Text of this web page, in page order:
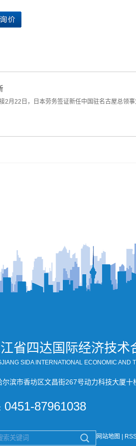
2月22日，日本劳务签证新任中国驻名古屋总
省四达国际经济技术
SIDA INTERNATIONAL ECONOMIC AND
尔滨市香坊区文昌街267号动力科技大厦十
0451-87961038
网站地图